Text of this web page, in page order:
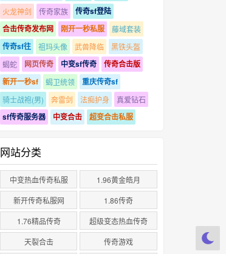
火龙神剑
传奇家族
传奇sf登陆
合击传奇发布网
刚开一秒私服 藤域套装
传奇sf往 祖玛头像 武兽降临
黑铁头盔
蝎蛇
网页传奇 中变sf传奇
传奇合击版
新开一秒sf
蝎卫统领 重庆传奇sf
骑士战袍(男) 奔雷剑 法痴护身 真爱钻石
sf传奇服务器 中变合击 超变合击私服
网站分类
中变热血传奇私服
1.96黄金皓月
新开传奇私服网
1.86传奇
1.76精品传奇
超级变态热血传奇
天裂合击
传奇游戏